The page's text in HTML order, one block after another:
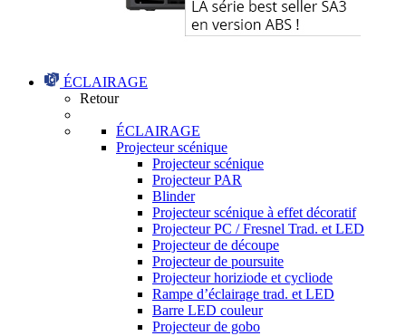
ÉCLAIRAGE
Retour
ÉCLAIRAGE
Projecteur scénique
Projecteur scénique
Projecteur PAR
Blinder
Projecteur scénique à effet décoratif
Projecteur PC / Fresnel Trad. et LED
Projecteur de découpe
Projecteur de poursuite
Projecteur horiziode et cycliode
Rampe d’éclairage trad. et LED
Barre LED couleur
Projecteur de gobo